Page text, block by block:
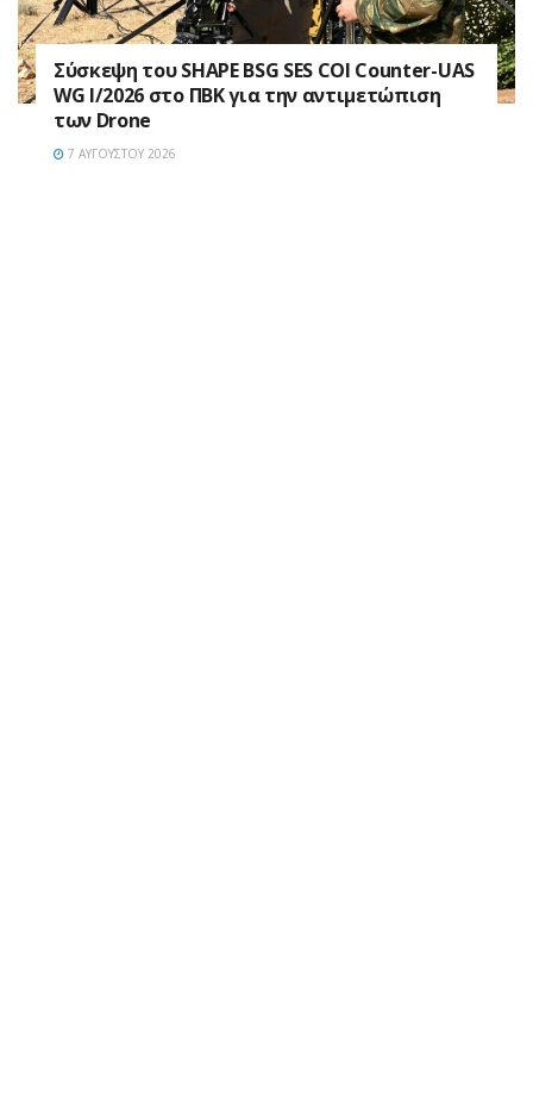
Σύσκεψη του SHAPE BSG SES COI Counter-UAS
WG I/2026 στο ΠΒΚ για την αντιμετώπιση
των Drone
7 ΑΥΓΟΎΣΤΟΥ 2026